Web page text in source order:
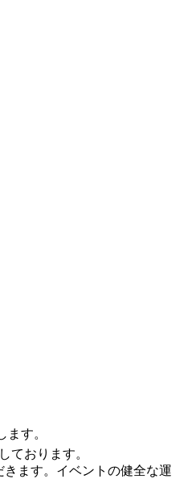
す。
ております。
ます。イベントの健全な運